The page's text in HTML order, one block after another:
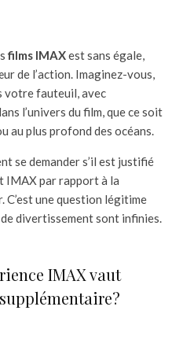
films IMAXest sans égale,
de l’action. Imaginez-vous,
votre fauteuil, avec
l’univers du film, que ce soit
au plus profond des océans.
se demander s’il est justifié
IMAX par rapport à la
une question légitime
divertissement sont infinies.
IMAX vaut